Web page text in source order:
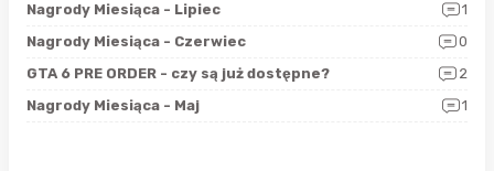
Nagrody Miesiąca - Lipiec
1
Nagrody Miesiąca - Czerwiec
0
GTA 6 PRE ORDER - czy są już dostępne?
2
Nagrody Miesiąca - Maj
1